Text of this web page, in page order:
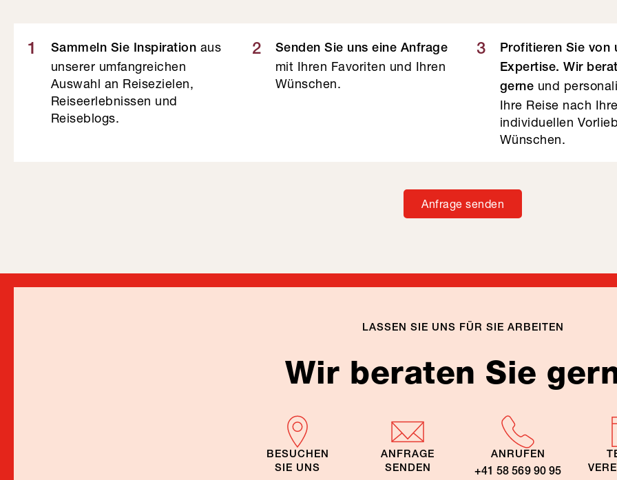
1 Sammeln Sie Inspiration aus
unserer umfangreichen
Auswahl an Reisezielen,
Reiseerlebnissen und
Reiseblogs.
2 Senden Sie uns eine Anfrage
mit Ihren Favoriten und Ihren
Wünschen.
3
Profitieren Sie von
Expertise. Wir
gerne und
Ihre Reise nach
individuellen
Wünschen.
Anfrage senden
LASSEN SIE UNS FÜR SIE ARBEITEN
Wir beraten Sie
BESUCHEN
SIE UNS
ANFRAGE
SENDEN
ANRUFEN
+41 58 569 90 95